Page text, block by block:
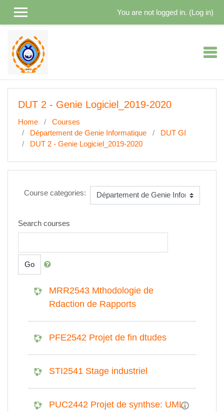
You are not logged in. (Log in)
DUT 2 - Genie Logiciel_2019-2020
Home
Courses
Département de Genie Informatique
DUT GI
DUT 2 - Genie Logiciel_2019-2020
Course categories:
Search courses
Go
MRR2543 Mthodologie de
Rdaction de Rapports
PFE2542 Projet de fin dtudes
STI2541 Stage industriel
PUC2442 Projet de synthse: UML